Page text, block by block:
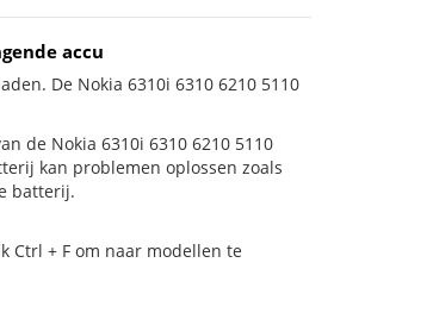
accu
De Nokia 6310i 6310 6210 5110
de Nokia 6310i 6310 6210 5110
kan problemen oplossen zoals
batterij.
Ctrl + F om naar modellen te